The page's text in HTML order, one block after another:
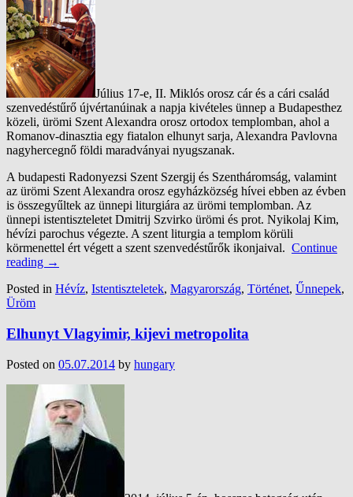
Július 17-e, II. Miklós orosz cár és a cári család
szenvedéstűrő újvértanúinak a napja kivételes ünnep a Budapesthez
közeli, ürömi Szent Alexandra orosz ortodox templomban, ahol a
Romanov-dinasztia egy fiatalon elhunyt sarja, Alexandra Pavlovna
nagyhercegnő földi maradványai nyugszanak.
A budapesti Radonyezsi Szent Szergij és Szentháromság, valamint
az ürömi Szent Alexandra orosz egyházközség hívei ebben az évben
is összegyűltek az ünnepi liturgiára az ürömi templomban. Az
ünnepi istentiszteletet Dmitrij Szvirko ürömi és prot. Nyikolaj Kim,
hévízi parochus végezte. A szent liturgia a templom körüli
körmenettel ért végett a szent szenvedéstűrők ikonjaival. Continue
reading →
Posted in Hévíz, Istentiszteletek, Magyarország, Történet, Űnnepek,
Üröm
Elhunyt Vlagyimir, kijevi metropolita
Posted on 05.07.2014 by hungary